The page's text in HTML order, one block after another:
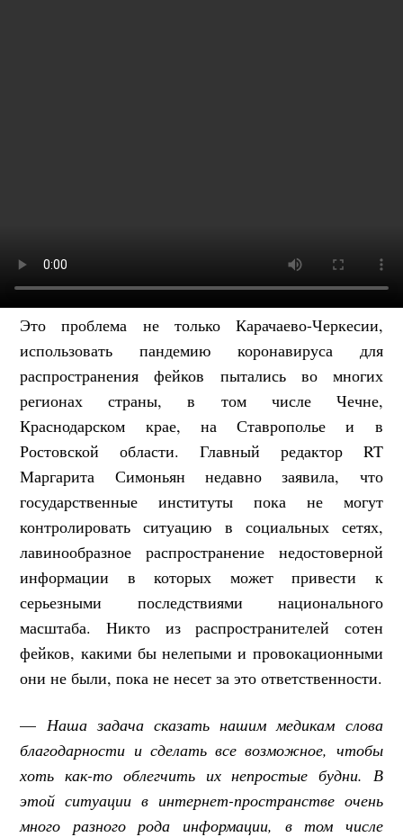
Это проблема не только Карачаево-Черкесии,
использовать пандемию коронавируса для
распространения фейков пытались во многих
регионах страны, в том числе Чечне,
Краснодарском крае, на Ставрополье и в
Ростовской области. Главный редактор RT
Маргарита Симоньян недавно заявила, что
государственные институты пока не могут
контролировать ситуацию в социальных сетях,
лавинообразное распространение недостоверной
информации в которых может привести к
серьезными последствиями национального
масштаба. Никто из распространителей сотен
фейков, какими бы нелепыми и провокационными
они не были, пока не несет за это ответственности.
— Наша задача сказать нашим медикам слова
благодарности и сделать все возможное, чтобы
хоть как-то облегчить их непростые будни. В
этой ситуации в интернет-пространстве очень
много разного рода информации, в том числе